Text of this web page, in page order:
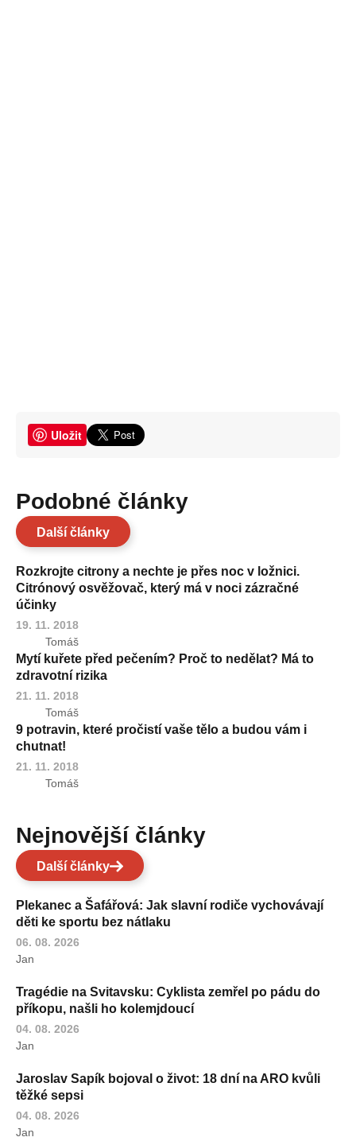
Uložit
Podobné články
Další články
Rozkrojte citrony a nechte je přes noc v ložnici.
Citrónový osvěžovač, který má v noci zázračné
účinky
19. 11. 2018
Tomáš
Mytí kuřete před pečením? Proč to nedělat? Má to
zdravotní rizika
21. 11. 2018
Tomáš
9 potravin, které pročistí vaše tělo a budou vám i
chutnat!
21. 11. 2018
Tomáš
Nejnovější články
Další články
Plekanec a Šafářová: Jak slavní rodiče vychovávají
děti ke sportu bez nátlaku
06. 08. 2026
Jan
Tragédie na Svitavsku: Cyklista zemřel po pádu do
příkopu, našli ho kolemjdoucí
04. 08. 2026
Jan
Jaroslav Sapík bojoval o život: 18 dní na ARO kvůli
těžké sepsi
04. 08. 2026
Jan